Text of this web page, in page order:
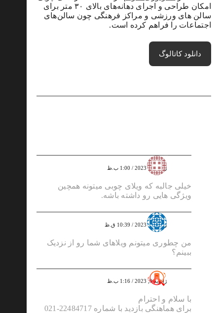
امکان طراحی و اجرای دهانه‌های بالای ۳۰ متر برای
سالن های ورزشی و مراکز فرهنگی چون سالن‌های
اجتماعات را فراهم کرده است.
دانلود کاتالوگ
آرش کرمانی
ژانویه 1, 2023 / 1:00 ب.ظ
خیلی جالبه که ویلای چوبی میتونه همچین
ویژگی هایی رو داشته باشه.
مریم ال طاها
ژانویه 8, 2023 / 10:39 ق.ظ
من چطوری میتونم ویلاهای شما رو از نزدیک
ببینم؟
greenadmin
ژانویه 9, 2023 / 1:16 ب.ظ
با سلام و احترام
برای هماهنگی بازدید با شماره 22484717-021